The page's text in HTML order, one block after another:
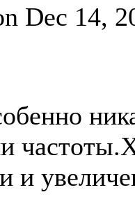
Dec 14,
и